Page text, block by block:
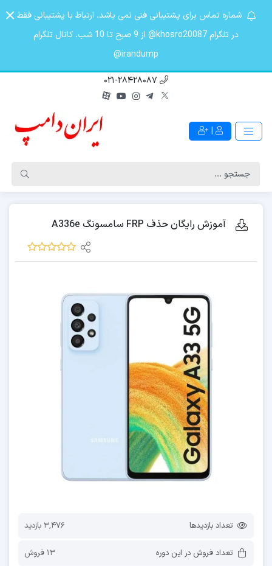
شماره تماس برای پشتیبانی فنی نمی باشد. ارتباط با پشتیبانی فقط
در تلگرام khosro20087@ از 9 صبح تا 10 شب. کانال تلگرام
irandump@
021-28428087
|
آموزش رایگان حذف FRP سامسونگ A336e
تعداد بازدیدها 3,476 بازدید
تعداد فروش در این دوره 13 فروش